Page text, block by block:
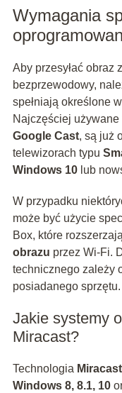
Wymagania
Aby przesyłać obraz z
bezprzewodowy,
spełniają określone
Najczęściej
Google Cast, są już
telewizorach typu
Windows 10lub
W przypadku
może być użycie
Box, które
obrazu przez Wi-Fi.
technicznego zależy
posiadanego sprzętu.
Jakie systemy
Miracast?
Technologia Miracast
Windows 8, 8.1, 10